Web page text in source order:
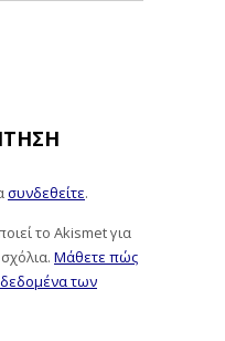
συνδεθείτε.
το Akismet για
Μάθετε πώς
δεδομένα των